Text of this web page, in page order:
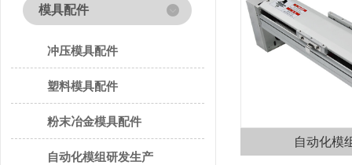
模具配件
冲压模具配件
塑料模具配件
粉末冶金模具配件
自动化模组研发生产
自动化模